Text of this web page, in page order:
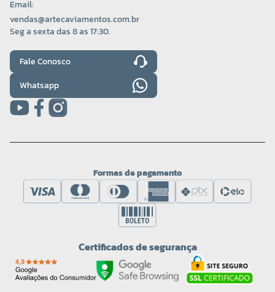
Email:
vendas@artecaviamentos.com.br
Seg a sexta das 8 as 17:30.
Fale Conosco
Whatsapp
Formas de pagamento
Certificados de segurança